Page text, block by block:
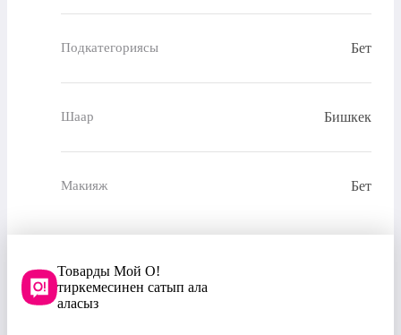
Подкатегориясы Бет
Шаар Бишкек
Макияж Бет
Товарды Мой О!
тиркемесинен сатып ала
аласыз